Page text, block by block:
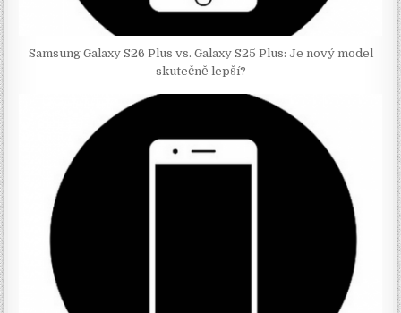
Samsung Galaxy S26 Plus vs. Galaxy S25 Plus: Je nový model
skutečně lepší?